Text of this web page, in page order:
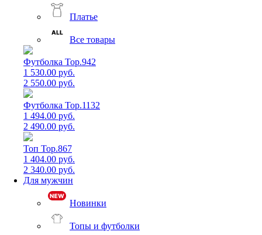
Платье
Все товары
Футболка Top.942
1 530.00 руб.
2 550.00 руб.
Футболка Top.1132
1 494.00 руб.
2 490.00 руб.
Топ Top.867
1 404.00 руб.
2 340.00 руб.
Для мужчин
Новинки
Топы и футболки